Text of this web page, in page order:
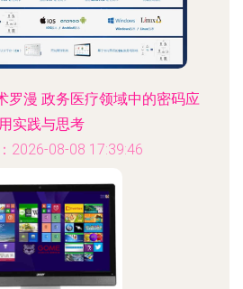
罗漫 政务医疗领域中的密码应
用实践与思考
2026-08-08 17:39:46